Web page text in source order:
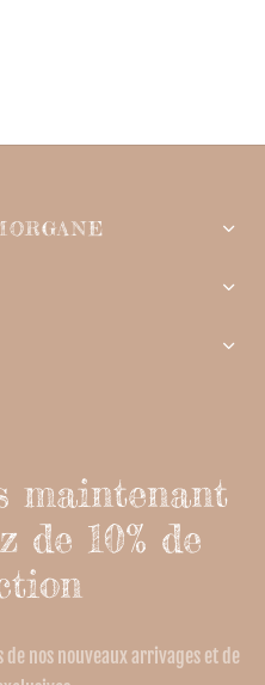
maintenant
de 10% de
nos nouveaux arrivages et de